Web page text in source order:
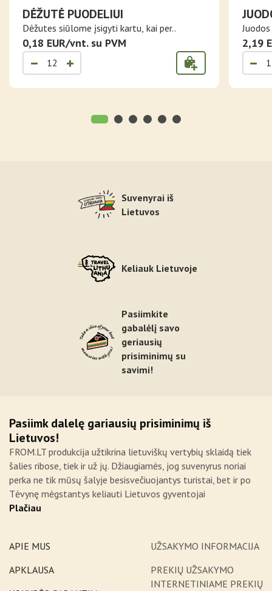
DĖŽUTĖ PUODELIUI
Dėžutes siūlome įsigyti kartu, kai per..
0,18 EUR/vnt. su PVM 2,19
Suvenyrai iš
Lietuvos
Keliauk Lietuvoje
Pasiimkite
gabalėlį savo
geriausių
prisiminimų su
savimi!
Pasiimk dalelę gariausių prisiminimų iš
Lietuvos!
FROM.LT produkcija užtikrina lietuviškų vertybių sklaidą tiek
šalies ribose, tiek ir už jų. Džiaugiamės, jog suvenyrus noriai
perka ne tik mūsų šalyje besisvečiuojantys turistai, bet ir po
Tėvynę mėgstantys keliauti Lietuvos gyventojai
Plačiau
APIE MUS
APKLAUSA
UŽSAKYMO INFORMACIJA
PREKIŲ UŽSAKYMO
INTERNETINIAME PREKIŲ